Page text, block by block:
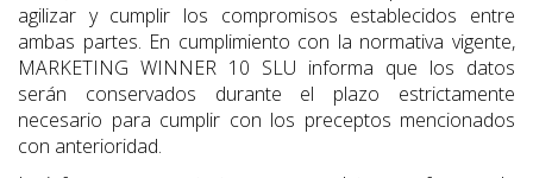
agilizar y cumplir los compromisos establecidos entre
ambas partes. En cumplimiento con la normativa vigente,
MARKETING WINNER 10 SLU informa que los datos
serán conservados durante el plazo estrictamente
necesario para cumplir con los preceptos mencionados
con anterioridad.